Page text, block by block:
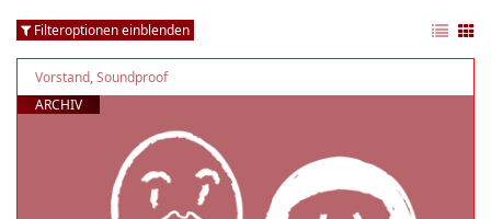
Filteroptionen einblenden
Vorstand,Soundproof
ARCHIV